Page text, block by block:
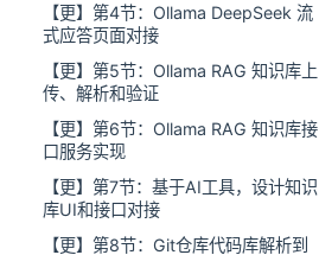
【更】第4节：Ollama DeepSeek 流
式应答页面对接
【更】第5节：Ollama RAG 知识库上
传、解析和验证
【更】第6节：Ollama RAG 知识库接
口服务实现
【更】第7节：基于AI工具，设计知识
库UI和接口对接
【更】第8节：Git仓库代码库解析到